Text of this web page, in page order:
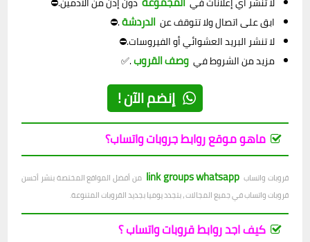
ابق على اتصال ولا تتوقف عن الدردشة.⛔
لا تنشر البريد العشوائي أو الفيروسات.⛔
مزيد من الشروط في وصف القروب.✅
إنضم الآن !
ماهو موقع روابط جروبات واتساب؟
قروبات واتساب link groups whatsapp من أفضل المواقع المختصة بنشر أحسن
قروبات واتساب في جميع المجالات ، بتجدد يوميا بجديد القروبات المتنوعة.
كيف اجد روابط قروبات واتساب ؟